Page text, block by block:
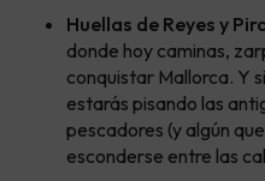
Huellas de Reyes y
donde hoy caminas,
conquistar Mallorca. Y
estarás pisando las
pescadores (y algún
esconderse entre las